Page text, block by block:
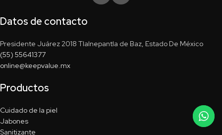
Datos de contacto
Presidente Juárez 2018 Tlalnepantla de Baz, Estado De México
(55) 55641377
online@keepvalue.mx
Productos
Cuidado de la piel
Jabones
Sanitizante